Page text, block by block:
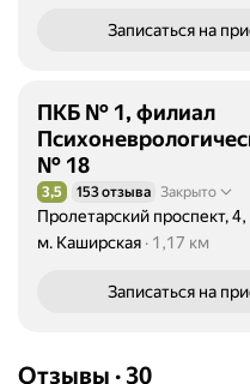
Записаться на
ПКБ № 1, филиал
№ 18
Рейтинг 3,5 из 5
3,5 153 отзыва Закрыто
Пролетарский проспект,
Метро м. Каширская
м. Каширская 1,17 км
Записаться на
Отзывы · 30